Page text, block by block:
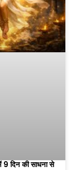
9 दिन की साधना से